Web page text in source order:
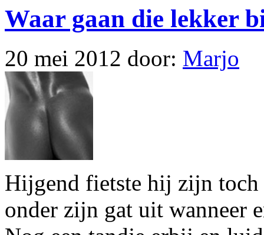
Waar gaan die lekker
20 mei 2012 door: Marjo
Hijgend fietste hij zijn toch
onder zijn gat uit wanneer